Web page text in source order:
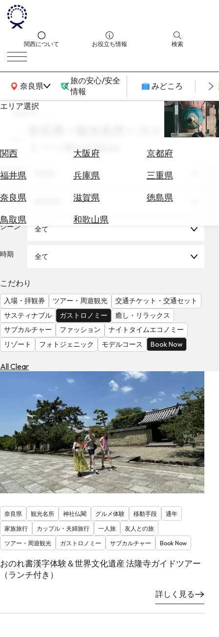
関西について お役立ち情報 検索
奈良県
関西広域MAP
旅の安心/安全
情報
みどころ
エリア選択
関西 大阪府
京都府
福井県
兵庫県
三重県
奈良県
滋賀県
徳島県
鳥取県
和歌山県
エ
券
テ
を
る
気
を
見
る
search
奈良県 × 観光名所 × ガストロノ
ミー × Book Now
エリア
テーマ
シーン 全て
時期 全て
こだわり
入場・拝観券 ツアー・周遊観光
交通チケット・交通セット
サスティナブル
ガストロノミー
癒し・リラックス
サブカルチャー
ファッション
ナイトタイムエコノミー
リゾート
フォトジェニック モデルコース Book Now
All Clear
奈良県 観光名所 神社仏閣 グルメ体験 移動手段
通年
家族旅行
カップル・夫婦旅行 一人旅
友人との旅
ツアー・周遊観光
ガストロノミー サブカルチャー Book Now
おのれ書漢字体験＆世界文化遺産 法隆寺ガイドツアー
（ランチ付き）
詳しく見る